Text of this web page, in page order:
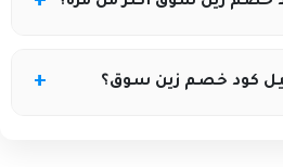
واحدة لكل حساب، ويمكن
كود خصم زين سوق؟